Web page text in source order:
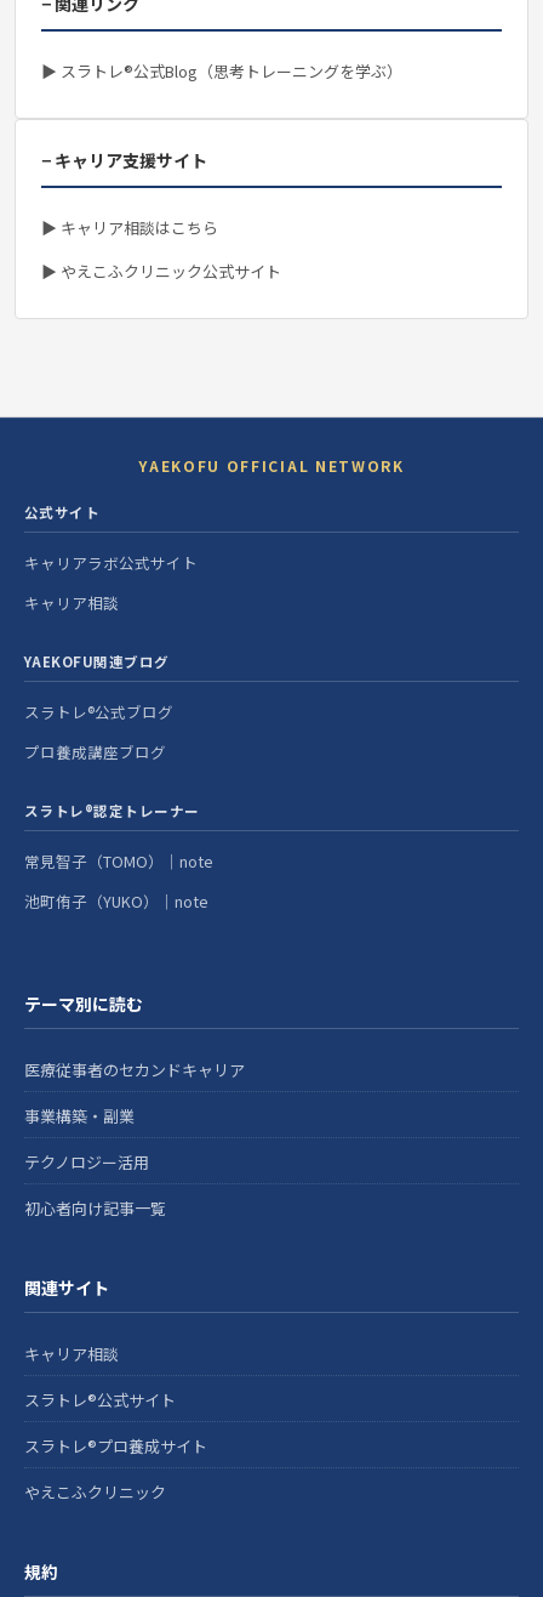
▶ スラトレ®公式Blog（思考トレーニングを学ぶ）
− キャリア支援サイト
▶ キャリア相談はこちら
▶ やえこふクリニック公式サイト
YAEKOFU OFFICIAL NETWORK
公式サイト
キャリアラボ公式サイト
キャリア相談
YAEKOFU関連ブログ
スラトレ®公式ブログ
プロ養成講座ブログ
スラトレ®認定トレーナー
常見智子（TOMO）｜note
池町侑子（YUKO）｜note
テーマ別に読む
医療従事者のセカンドキャリア
事業構築・副業
テクノロジー活用
初心者向け記事一覧
関連サイト
キャリア相談
スラトレ®公式サイト
スラトレ®プロ養成サイト
やえこふクリニック
規約